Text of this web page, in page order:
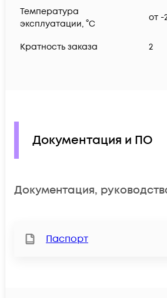
Температура
эксплуатации, °C
от -
Кратность заказа 2
Документация и ПО
Документация,
Паспорт